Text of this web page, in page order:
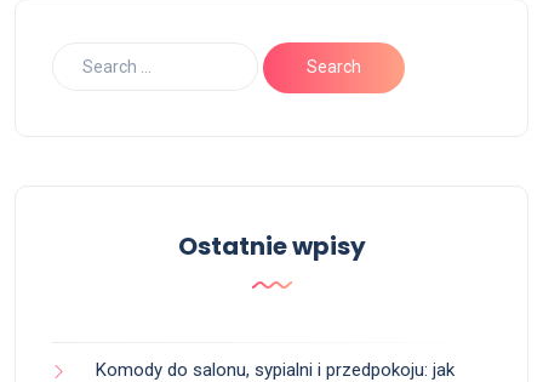
Ostatnie wpisy
Komody do salonu, sypialni i przedpokoju: jak